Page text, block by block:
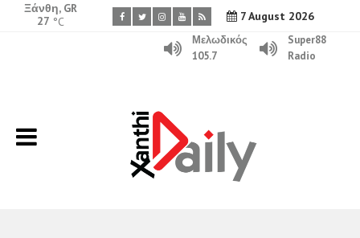
7 August 2026
Ξάνθη, GR
27 °C
Μελωδικός
105.7
Super88
Radio